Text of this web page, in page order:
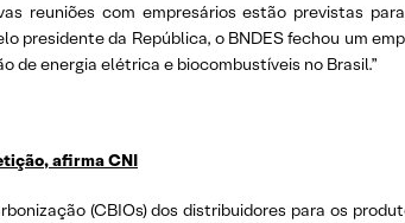
reuniões com empresários estão previstas
da República, o BNDES fechou um
de energia elétrica e biocombustíveis no Brasil.”
afirma CNI
(CBIOs) dos distribuidores para os